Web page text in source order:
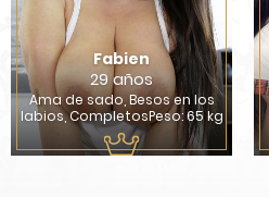
Fabien
29 años
Ama de sado, Besos en los
labios, CompletosPeso: 65 kg